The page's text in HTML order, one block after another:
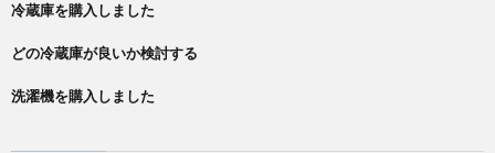
冷蔵庫を購入しました
どの冷蔵庫が良いか検討する
洗濯機を購入しました